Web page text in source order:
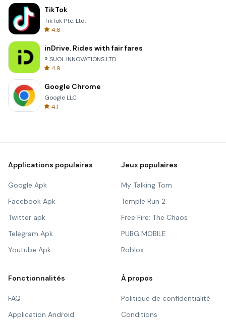
TikTok
TikTok Pte. Ltd.
4.6
inDrive. Rides with fair fares
® SUOL INNOVATIONS LTD
4.9
Google Chrome
Google LLC
4.1
Applications populaires
Google Apk
Facebook Apk
Twitter apk
Telegram Apk
Youtube Apk
Jeux populaires
My Talking Tom
Temple Run 2
Free Fire: The Chaos
PUBG MOBILE
Roblox
Fonctionnalités
FAQ
Application Android
À propos
Politique de confidentialité
Conditions